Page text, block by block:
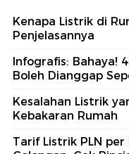
Kenapa Listrik di
Penjelasannya
Infografis: Bahaya!
Boleh Dianggap
Kesalahan Listrik
Kebakaran Rumah
Tarif Listrik PLN